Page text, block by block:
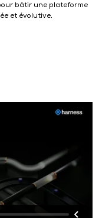
bâtir une plateforme
et évolutive.